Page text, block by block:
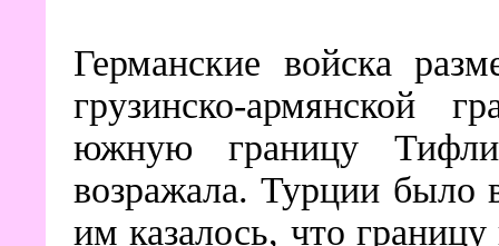
Германские войска
грузинско-армянской
южную границу
возражала. Турции было
им казалось, что границу